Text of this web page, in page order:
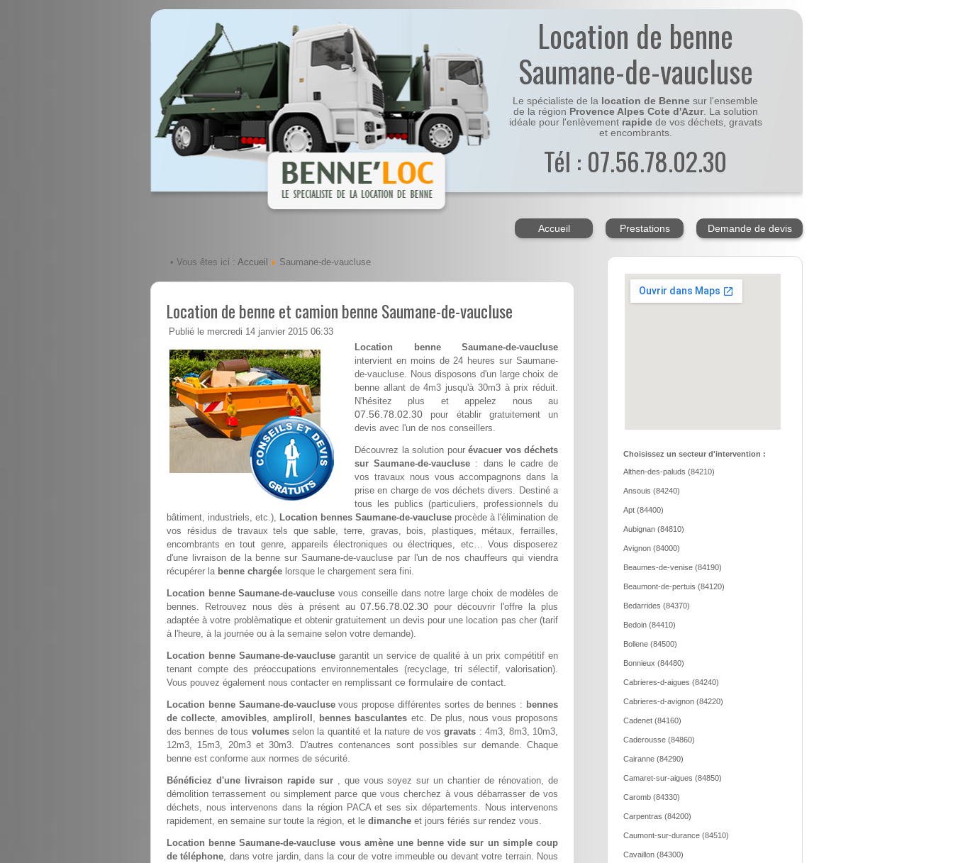
Location de benne
Saumane-de-vaucluse
Le spécialiste de la location de Benne sur l'ensemble
de la région Provence Alpes Cote d'Azur. La solution
idéale pour l'enlèvement rapidede vos déchets, gravats
et encombrants.
Tél : 07.56.78.02.30
Accueil Prestations Demande de devis
• Vous êtes ici : Accueil Saumane-de-vaucluse
Location de benne et camion benne Saumane-de-vaucluse
Publié le mercredi 14 janvier 2015 06:33
Location benne Saumane-de-vaucluse
intervient en moins de 24 heures sur Saumane-
de-vaucluse. Nous disposons d'un large choix de
benne allant de 4m3 jusqu'à 30m3 à prix réduit.
N'hésitez plus et appelez nous au
07.56.78.02.30 pour établir gratuitement un
devis avec l'un de nos conseillers.
Découvrez la solution pour évacuer vos déchets
sur Saumane-de-vaucluse : dans le cadre de
vos travaux nous vous accompagnons dans la
prise en charge de vos déchets divers. Destiné a
tous les publics (particuliers, professionnels du
bâtiment, industriels, etc.), Location bennes Saumane-de-vaucluse procède à l'élimination de
vos résidus de travaux tels que sable, terre, gravas, bois, plastiques, métaux, ferrailles,
encombrants en tout genre, appareils électroniques ou électriques, etc… Vous disposerez
d'une livraison de la benne sur Saumane-de-vaucluse par l'un de nos chauffeurs qui viendra
récupérer la benne chargée lorsque le chargement sera fini.
Location benne Saumane-de-vaucluse vous conseille dans notre large choix de modèles de
bennes. Retrouvez nous dès à présent au07.56.78.02.30 pour découvrir l'offre la plus
adaptée à votre problèmatique et obtenir gratuitement un devis pour une location pas cher (tarif
à l'heure, à la journée ou à la semaine selon votre demande).
Location benne Saumane-de-vaucluse garantit un service de qualité à un prix compétitif en
tenant compte des préoccupations environnementales (recyclage, tri sélectif, valorisation).
Vous pouvez également nous contacter en remplissant ce formulaire de contact.
Location benne Saumane-de-vauclusevous propose différentes sortes de bennes : bennes
de collecte, amovibles,ampliroll , bennes basculantes etc. De plus, nous vous proposons
des bennes de tous volumesselon la quantité et la nature de vosgravats : 4m3, 8m3, 10m3,
12m3, 15m3, 20m3 et 30m3. D'autres contenances sont possibles sur demande. Chaque
benne est conforme aux normes de sécurité.
Bénéficiez d'une livraison rapide sur , que vous soyez sur un chantier de rénovation, de
démolition terrassement ou simplement parce que vous cherchez à vous débarrasser de vos
déchets, nous intervenons dans la région PACA et ses six départements. Nous intervenons
rapidement, en semaine sur toute la région, et le dimanche et jours fériés sur rendez vous.
Location benne Saumane-de-vaucluse vous amène une benne vide sur un simple coup
de téléphone, dans votre jardin, dans la cour de votre immeuble ou devant votre terrain. Nous
Choisissez un secteur d'intervention :
Althen-des-paluds (84210)
Ansouis (84240)
Apt (84400)
Aubignan (84810)
Avignon (84000)
Beaumes-de-venise (84190)
Beaumont-de-pertuis (84120)
Bedarrides (84370)
Bedoin (84410)
Bollene (84500)
Bonnieux (84480)
Cabrieres-d-aigues (84240)
Cabrieres-d-avignon (84220)
Cadenet (84160)
Caderousse (84860)
Cairanne (84290)
Camaret-sur-aigues (84850)
Caromb (84330)
Carpentras (84200)
Caumont-sur-durance (84510)
Cavaillon (84300)